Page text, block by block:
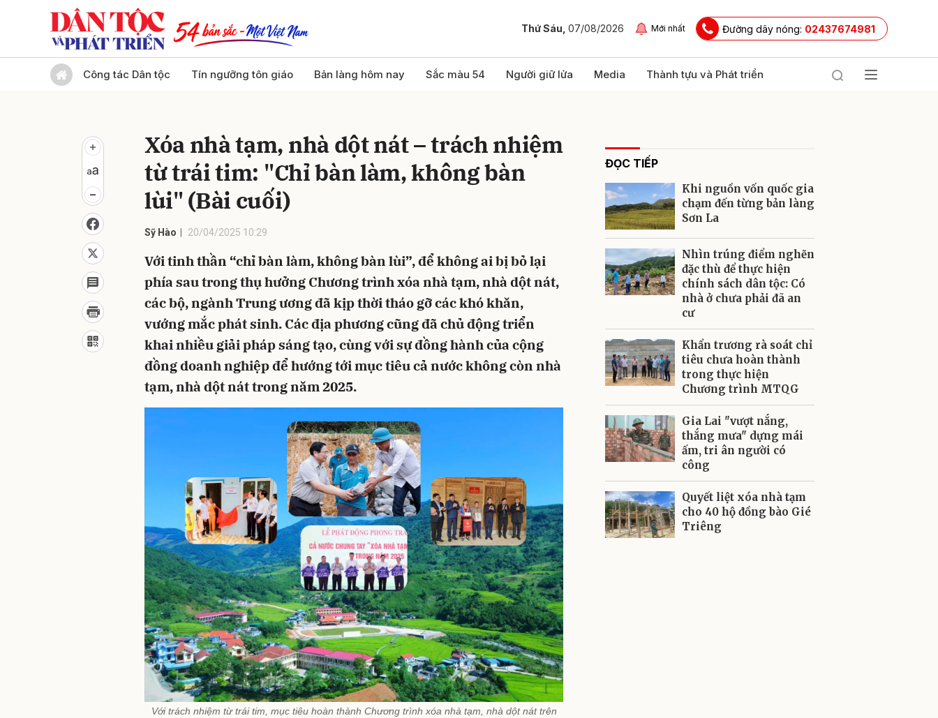
Thứ Sáu, 07/08/2026 Mới nhất Đường dây nóng: 02437674981
Công tác Dân tộc Tín ngưỡng tôn giáo Bản làng hôm nay Sắc màu 54 Người giữ lửa Media Thành tựu và Phát triển
Xóa nhà tạm, nhà dột nát – trách nhiệm
từ trái tim: "Chỉ bàn làm, không bàn
lùi" (Bài cuối)
Sỹ Hào 20/04/2025 10:29
Với tinh thần “chỉ bàn làm, không bàn lùi”, để không ai bị bỏ lại
phía sau trong thụ hưởng Chương trình xóa nhà tạm, nhà dột nát,
các bộ, ngành Trung ương đã kịp thời tháo gỡ các khó khăn,
vướng mắc phát sinh. Các địa phương cũng đã chủ động triển
khai nhiều giải pháp sáng tạo, cùng với sự đồng hành của cộng
đồng doanh nghiệp để hướng tới mục tiêu cả nước không còn nhà
tạm, nhà dột nát trong năm 2025.
Với trách nhiệm từ trái tim, mục tiêu hoàn thành Chương trình xóa nhà tạm, nhà dột nát trên
ĐỌC TIẾP
Khi nguồn vốn quốc gia
chạm đến từng bản làng
Sơn La
Nhìn trúng điểm nghẽn
đặc thù để thực hiện
chính sách dân tộc: Có
nhà ở chưa phải đã an
cư
Khẩn trương rà soát chỉ
tiêu chưa hoàn thành
trong thực hiện
Chương trình MTQG
Gia Lai "vượt nắng,
thắng mưa" dựng mái
ấm, tri ân người có
công
Quyết liệt xóa nhà tạm
cho 40 hộ đồng bào Gié
Triêng
Gửi bình luận
Gửi